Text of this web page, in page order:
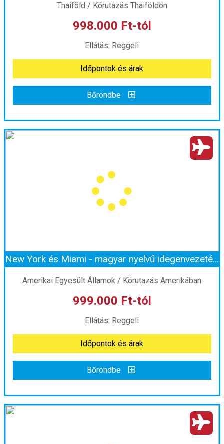
már 991.500 Ft-tól
Időpontok és árak
Bőröndbe
Thaiföld / Körutazás Thaiföldön
998.000 Ft-tól
Ellátás: Reggeli
Időpontok és árak
Bőröndbe
DÉL-THAIFÖLDI KÖRUTAZÁS PIHENÉSSEL KRABIN ****
Körutazás Thaiföldön
Utazás módja:
Ellátás:
Reggeli
Szálláskategória:Hotel ****
Kétágyas szoba
Időpont: 2026-11-01 | 11 éj
már 998.000 Ft-tól
Időpontok és árak
Bőröndbe
New York és Miami - magyar nyelvű idegenvezetéssel
Amerikai Egyesült Államok / Körutazás Amerikában
999.000 Ft-tól
Ellátás: Reggeli
Időpontok és árak
Bőröndbe
New York és Miami - magyar nyelvű idegenvezetéssel